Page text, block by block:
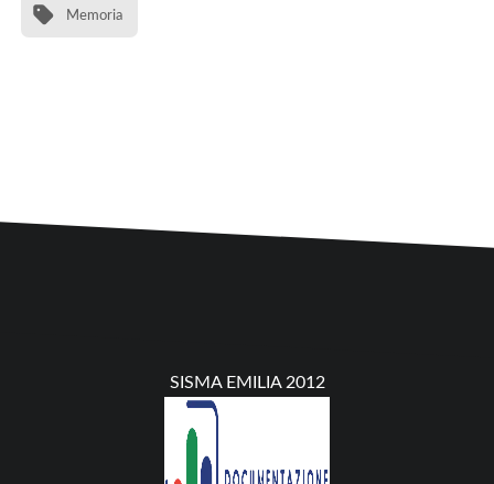
Memoria
SISMA EMILIA 2012